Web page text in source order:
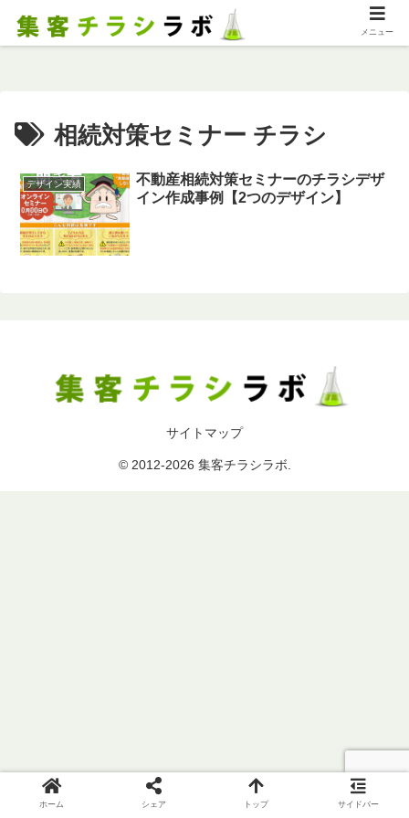
相続対策セミナー チラシ
デザイン実績
不動産相続対策セミナーのチラシデザ
イン作成事例【2つのデザイン】
サイトマップ
© 2012-2026 集客チラシラボ.
メニュー
ホーム シェア トップ サイドバー